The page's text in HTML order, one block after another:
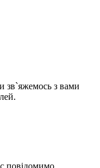
зв`яжемось з вами
повідомимо